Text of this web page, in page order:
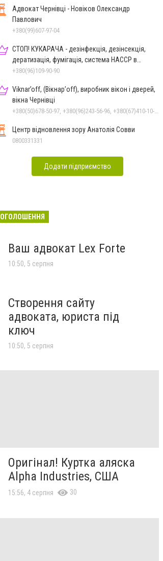
Адвокат Чернівці - Новіков Олександр
Павлович
+380(99)607-97-04
СТОП! КУКАРАЧА - дезінфекція, дезінсекція,
дератизація, фумігація, система HACCP в
Чернівцях
+380(96)109-90-90
Viknar’off, (Вікнар’off), виробник вікон і дверей,
вікна Чернівці
Центр відновлення зору Анатолія Совви
0800331331
Додати підприємство
ОГОЛОШЕННЯ
Ваш адвокат Lex Forte
10:50, 5 серпня
Створення сайту
адвоката, юриста під
ключ
10:50, 5 серпня
Оригінал! Куртка аляска
Alpha Industries, США
15:56, 4 серпня 30